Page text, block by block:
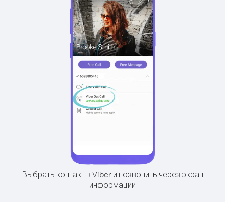
Выбрать контакт в Viber и позвонить через экран
информации